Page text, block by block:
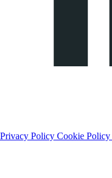
Privacy Policy Cookie Policy